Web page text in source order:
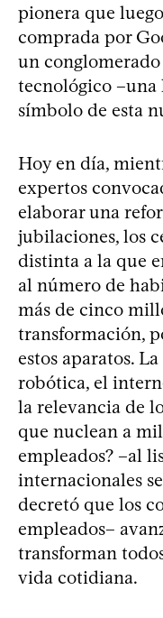
pionera que
comprada por
un
tecnológico
símbolo de esta
Hoy en día,
expertos
elaborar una
jubilaciones, los
distinta a la que
al número de
más de cinco
transformación,
estos aparatos.
robótica, el
la relevancia de
que nuclean a
empleados? –al
internacionales
decretó que los
empleados–
transforman
vida cotidiana.